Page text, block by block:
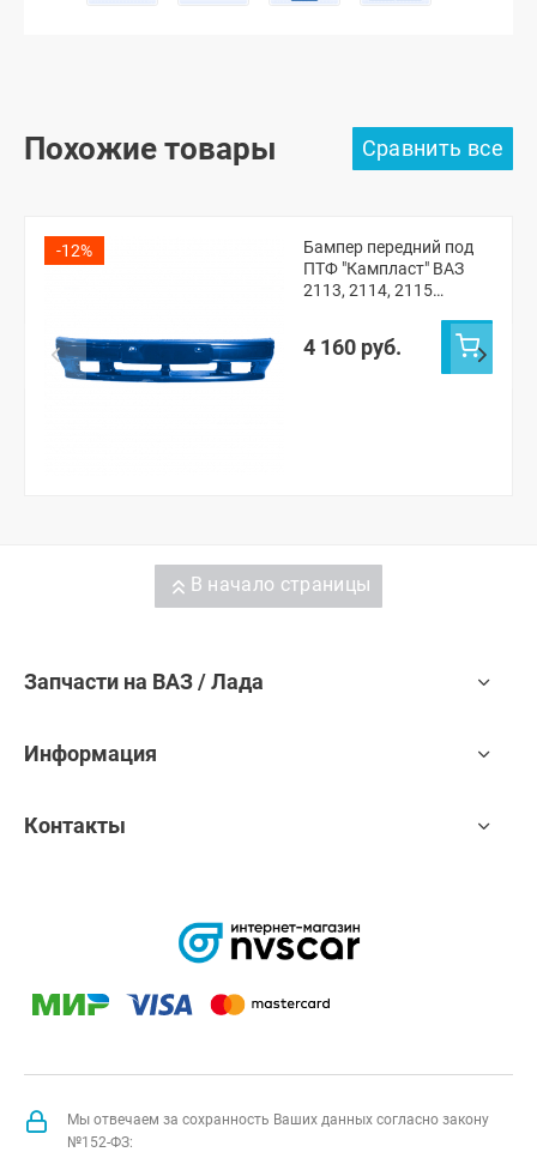
Похожие товары
-12%
Бампер передний под
ПТФ "Кампласт" ВАЗ
2113, 2114, 2115
4 160 руб.
В начало страницы
Запчасти на ВАЗ / Лада
Информация
Контакты
Мы отвечаем за сохранность Ваших данных согласно закону
№152-ФЗ: